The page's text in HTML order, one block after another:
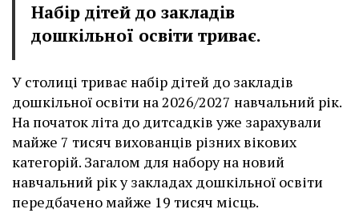
Набір дітей до закладів
дошкільної освіти триває.
У столиці триває набір дітей до закладів
дошкільної освіти на 2026/2027 навчальний рік.
На початок літа до дитсадків уже зарахували
майже 7 тисяч вихованців різних вікових
категорій. Загалом для набору на новий
навчальний рік у закладах дошкільної освіти
передбачено майже 19 тисяч місць.